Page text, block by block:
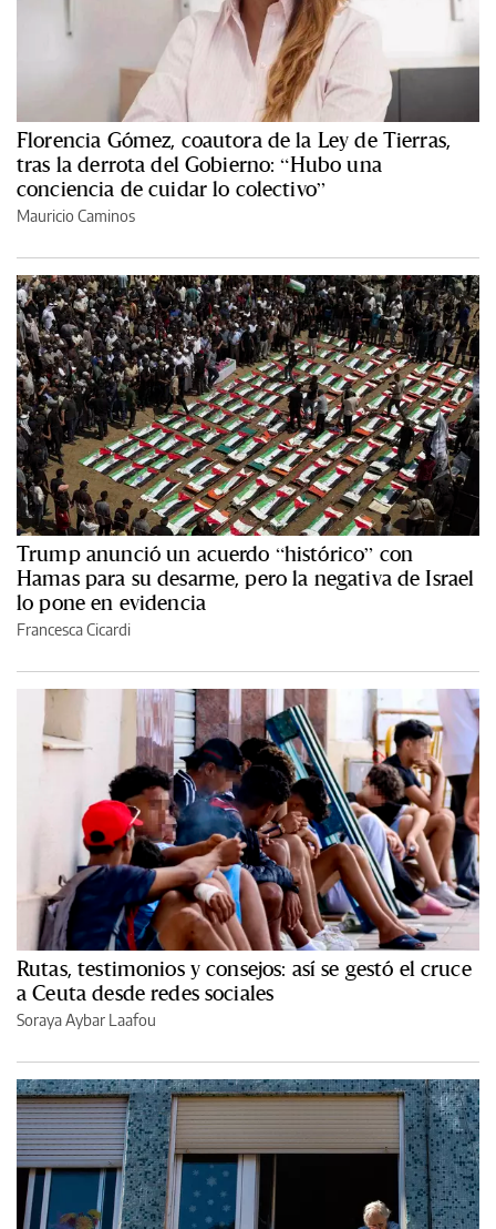
Florencia Gómez, coautora de la Ley de Tierras,
tras la derrota del Gobierno: “Hubo una
conciencia de cuidar lo colectivo”
Mauricio Caminos
Trump anunció un acuerdo “histórico” con
Hamas para su desarme, pero la negativa de Israel
lo pone en evidencia
Francesca Cicardi
Rutas, testimonios y consejos: así se gestó el cruce
a Ceuta desde redes sociales
Soraya Aybar Laafou